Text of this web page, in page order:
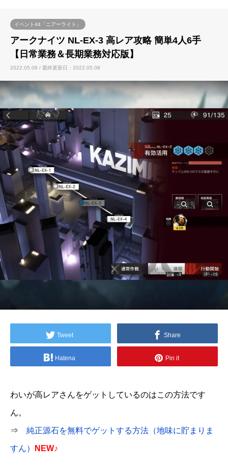
イベント44「ニアーライト」
アークナイツ NL-EX-3 高レア攻略 簡単4人6手
【日常業務＆長期業務対応版】
2022.05.08 / 最終更新日：2022.05.08
Tweet Share
Hatena Pin it
わいが高レアさんをゲットしているのはこの方法です
ん。
⇒ 純正源石を無料でゲットする方法（地味に貯まりま
すん） NEW♪